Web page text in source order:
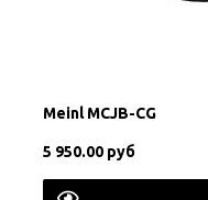
Meinl MCJB-CG
5 950.00 руб